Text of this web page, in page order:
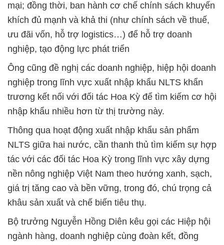
mại; đồng thời, ban hành cơ chế chính sách khuyến
khích đủ mạnh và khả thi (như chính sách về thuế,
ưu đãi vốn, hỗ trợ logistics…) để hỗ trợ doanh
nghiệp, tạo động lực phát triển
Ông cũng đề nghị các doanh nghiệp, hiệp hội doanh
nghiệp trong lĩnh vực xuất nhập khẩu NLTS khẩn
trương kết nối với đối tác Hoa Kỳ để tìm kiếm cơ hội
nhập khẩu nhiều hơn từ thị trường này.
Thông qua hoạt động xuất nhập khẩu sản phẩm
NLTS giữa hai nước, cần thanh thủ tìm kiếm sự hợp
tác với các đối tác Hoa Kỳ trong lĩnh vực xây dựng
nền nông nghiệp Việt Nam theo hướng xanh, sạch,
giá trị tăng cao và bền vững, trong đó, chú trọng cả
khâu sản xuất và chế biến tiêu thụ.
Bộ trưởng Nguyễn Hồng Diên kêu gọi các Hiệp hội
ngành hàng, doanh nghiệp cùng đoàn kết, đồng